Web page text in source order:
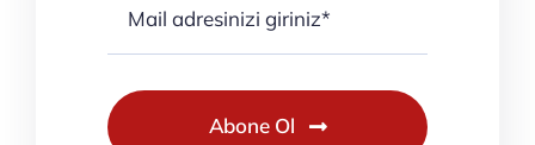
Abone Ol